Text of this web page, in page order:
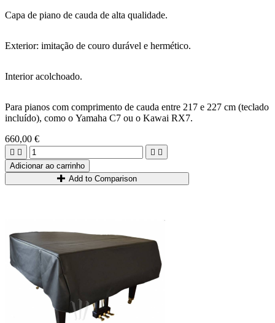
Capa de piano de cauda de alta qualidade.
Exterior: imitação de couro durável e hermético.
Interior acolchoado.
Para pianos com comprimento de cauda entre 217 e 227 cm (teclado
incluído), como o Yamaha C7 ou o Kawai RX7.
660,00 €
   
Adicionar ao carrinho
Add to Comparison